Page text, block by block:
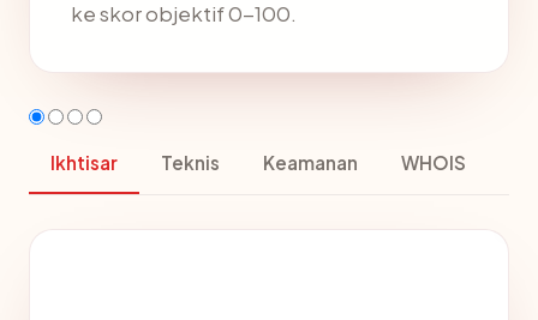
ke skor objektif 0-100.
Ikhtisar Teknis Keamanan WHOIS